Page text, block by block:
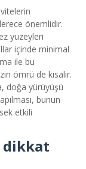
önemlidir.
yüzeyleri
içinde minimal
ile bu
ömrü de kısalır.
doğa yürüyüşü
bunun
etkili
dikkat